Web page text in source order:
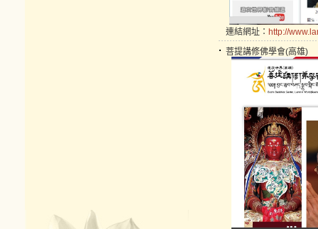
連結網址： http://
菩提講修佛學會(高雄)